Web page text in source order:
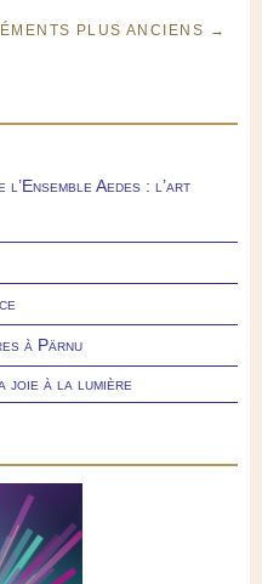
PLUS ANCIENS →
l’Ensemble Aedes : l’art
à Pärnu
joie à la lumière